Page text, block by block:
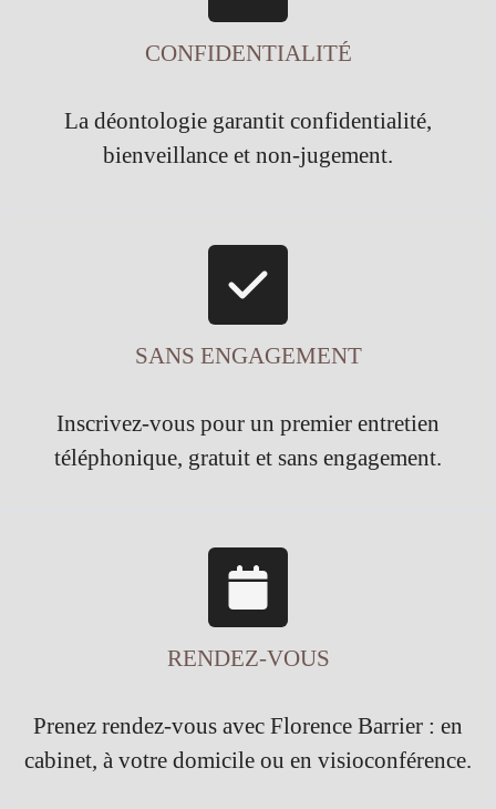
CONFIDENTIALITÉ
La déontologie garantit confidentialité,
bienveillance et non-jugement.
SANS ENGAGEMENT
Inscrivez-vous pour un premier entretien
téléphonique, gratuit et sans engagement.
RENDEZ-VOUS
Prenez rendez-vous avec Florence Barrier : en
cabinet, à votre domicile ou en visioconférence.